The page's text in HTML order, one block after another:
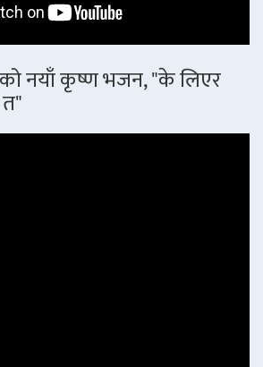
नयाँ कृष्ण भजन, "के लिएर